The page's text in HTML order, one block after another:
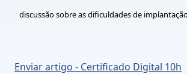
discussão sobre as dificuldades de
Enviar artigo - Certificado Digital 10h